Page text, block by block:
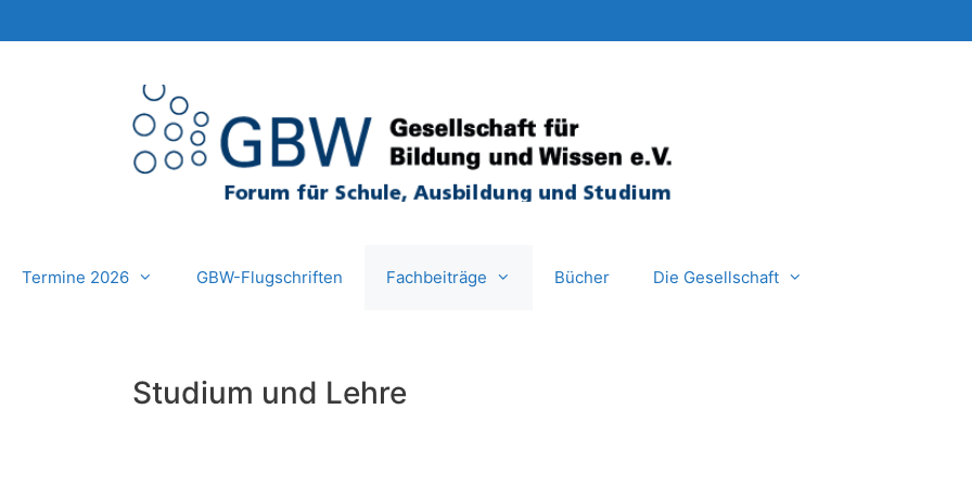
Termine 2026 GBW-Flugschriften Fachbeiträge Bücher Die Gesellschaft
Studium und Lehre